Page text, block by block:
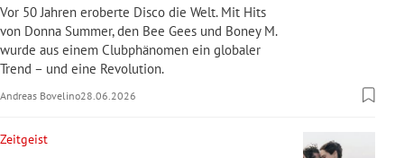
Vor 50 Jahren eroberte Disco die Welt. Mit Hits
von Donna Summer, den Bee Gees und Boney M.
wurde aus einem Clubphänomen ein globaler
Trend – und eine Revolution.
Andreas Bovelino28.06.2026
Zeitgeist